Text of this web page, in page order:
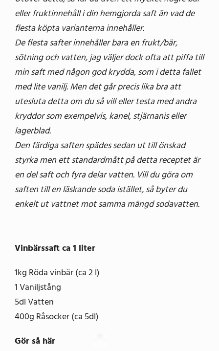
eller fruktinnehåll i din hemgjorda saft än vad de
flesta köpta varianterna innehåller.
De flesta safter innehåller bara en frukt/bär,
sötning och vatten, jag väljer dock ofta att piffa till
min saft med någon god krydda, som i detta fallet
med lite vanilj. Men det går precis lika bra att
utesluta detta om du så vill eller testa med andra
kryddor som exempelvis, kanel, stjärnanis eller
lagerblad.
Den färdiga saften spädes sedan ut till önskad
styrka men ett standardmått på detta receptet är
en del saft och fyra delar vatten. Vill du göra om
saften till en läskande soda istället, så byter du
enkelt ut vattnet mot samma mängd sodavatten.
Vinbärssaft ca 1 liter
1kg Röda vinbär (ca 2 l)
1 Vaniljstång
5dl Vatten
400g Råsocker (ca 5dl)
Gör så här